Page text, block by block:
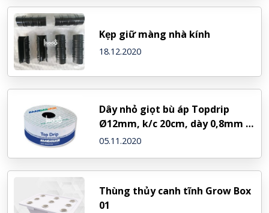
Kẹp giữ màng nhà kính
18.12.2020
Dây nhỏ giọt bù áp Topdrip
Ø12mm, k/c 20cm, dày 0,8mm –
NDJ (Israel)
05.11.2020
Thùng thủy canh tĩnh Grow Box
01